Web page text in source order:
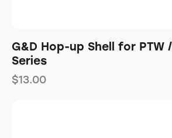
G&D Hop-up Shell for PTW /
Series
$13.00